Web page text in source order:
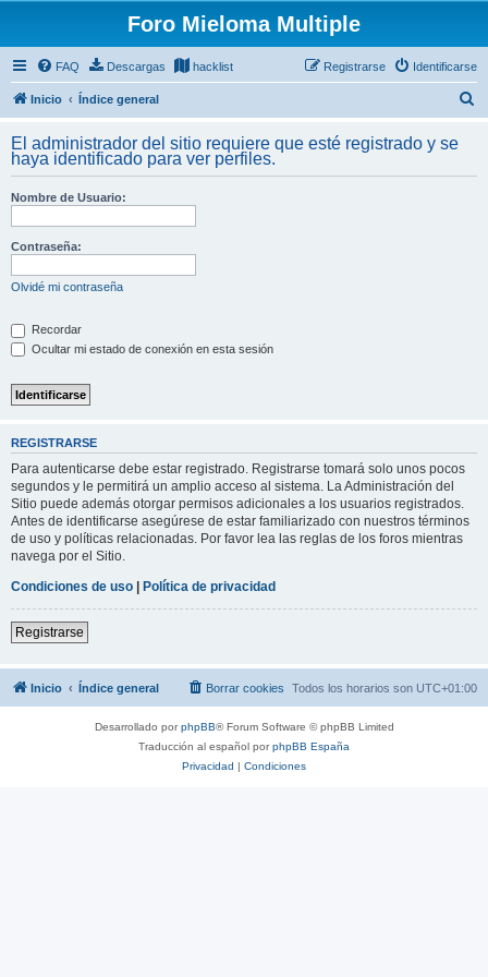
Foro Mieloma Multiple
FAQ Descargas hacklist Identificarse
Registrarse
Inicio Índice general
c
El administrador del sitio requiere que esté registrado y se
haya identificado para ver perfiles.
Nombre de Usuario:
Contraseña:
Olvidé mi contraseña
Recordar
Ocultar mi estado de conexión en esta sesión
REGISTRARSE
Para autenticarse debe estar registrado. Registrarse tomará solo unos pocos
segundos y le permitirá un amplio acceso al sistema. La Administración del
Sitio puede además otorgar permisos adicionales a los usuarios registrados.
Antes de identificarse asegúrese de estar familiarizado con nuestros términos
de uso y políticas relacionadas. Por favor lea las reglas de los foros mientras
navega por el Sitio.
Condiciones de uso | Política de privacidad
Registrarse
Inicio Índice general Todos los horarios son UTC+01:00
Borrar cookies
Desarrollado porphpBB® Forum Software © phpBB Limited
Traducción al español porphpBB España
Privacidad | Condiciones